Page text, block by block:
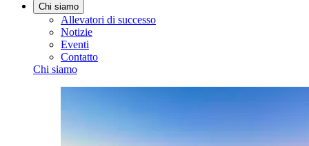
Chi siamo
Allevatori di successo
Notizie
Eventi
Contatto
Chi siamo